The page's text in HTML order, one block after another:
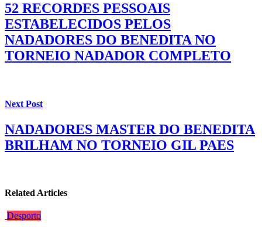
52 RECORDES PESSOAIS
ESTABELECIDOS PELOS
NADADORES DO BENEDITA NO
TORNEIO NADADOR COMPLETO
Next Post
NADADORES MASTER DO BENEDITA
BRILHAM NO TORNEIO GIL PAES
Related Articles
Desporto